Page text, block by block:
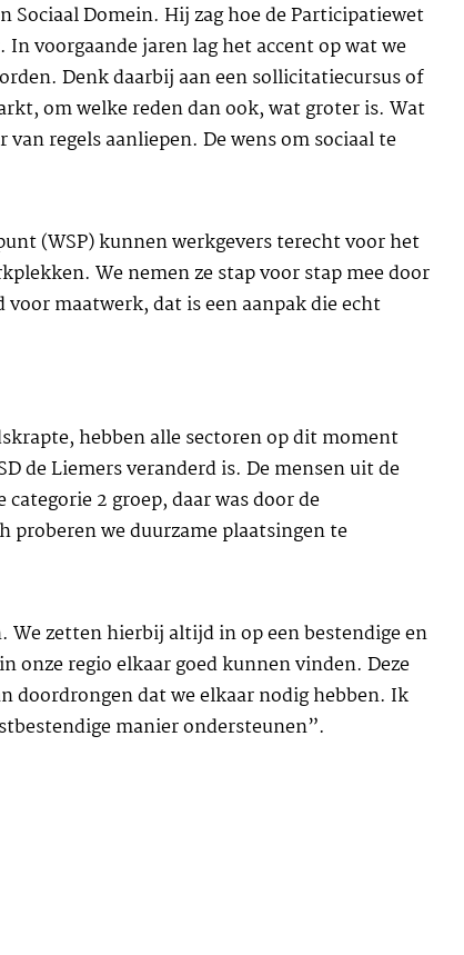
Sociaal Domein. Hij zag hoe de Participatiewet
voorgaande jaren lag het accent op wat we
Denk daarbij aan een sollicitatiecursus of
om welke reden dan ook, wat groter is. Wat
regels aanliepen. De wens om sociaal te
(WSP) kunnen werkgevers terecht voor het
We nemen ze stap voor stap mee door
maatwerk, dat is een aanpak die echt
hebben alle sectoren op dit moment
de Liemers veranderd is. De mensen uit de
2 groep, daar was door de
proberen we duurzame plaatsingen te
We zetten hierbij altijd in op een bestendige en
regio elkaar goed kunnen vinden. Deze
doordrongen dat we elkaar nodig hebben. Ik
manier ondersteunen”.